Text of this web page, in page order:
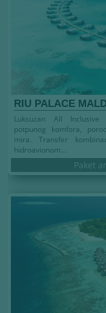
RIU PALACE
Luksuzan All
potpunog komfora,
mira. Transfer
hidroavionom...
Paket